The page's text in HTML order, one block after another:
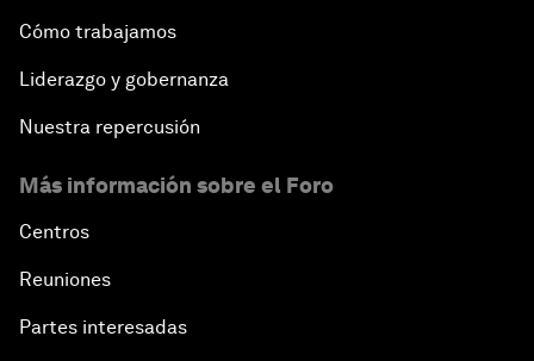
Cómo trabajamos
Liderazgo y gobernanza
Nuestra repercusión
Más información sobre el Foro
Centros
Reuniones
Partes interesadas